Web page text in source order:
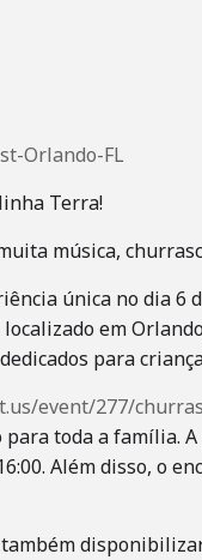
Orlando-FL
Terra!
música,
única no dia 6
em
para
event/277/
toda a família.
Além disso, o